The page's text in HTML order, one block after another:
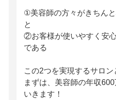
①美容師の方々がきちん
と
②お客様が使いやすく安
である
この2つを実現するサロン
まずは、美容師の年収
いきます！